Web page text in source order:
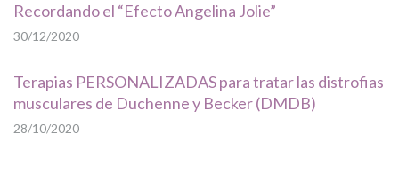
Recordando el “Efecto Angelina Jolie”
30/12/2020
Terapias PERSONALIZADAS para tratar las distrofias
musculares de Duchenne y Becker (DMDB)
28/10/2020